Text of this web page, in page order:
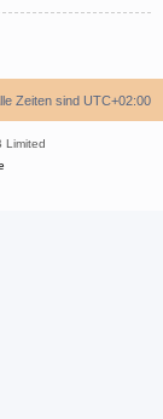
Zeiten sind UTC+02:00
Limited